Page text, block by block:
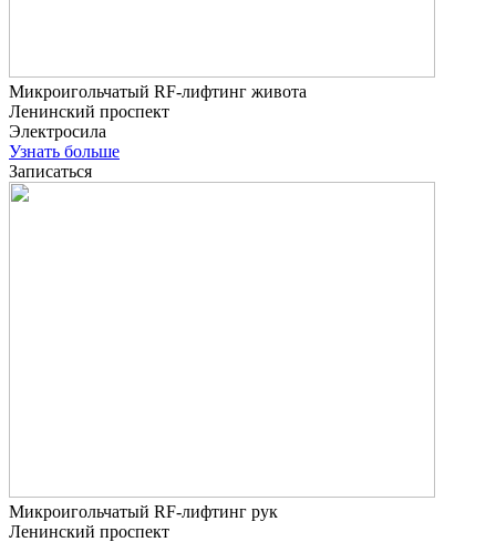
Микроигольчатый RF-лифтинг живота
Ленинский проспект
Электросила
Узнать больше
Записаться
Микроигольчатый RF-лифтинг рук
Ленинский проспект